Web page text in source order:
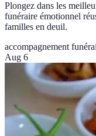
Plongez dans les
funéraire émotionnel
familles en deuil.
accompagnement
Aug 6